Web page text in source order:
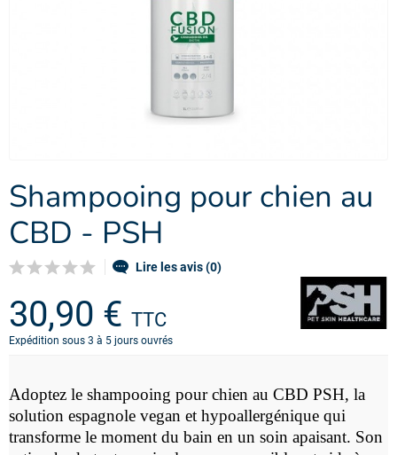
Shampooing pour chien au
CBD - PSH
Lire les avis (0)
30,90 € TTC
Expédition sous 3 à 5 jours ouvrés
Adoptez le shampooing pour chien au CBD PSH, la
solution espagnole vegan et hypoallergénique qui
transforme le moment du bain en un soin apaisant. Son